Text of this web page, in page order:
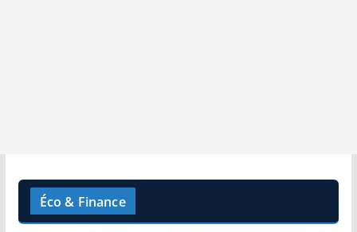
Éco & Finance